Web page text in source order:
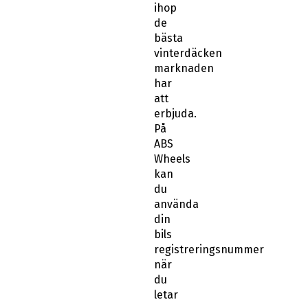
ihop
de
bästa
vinterdäcken
marknaden
har
att
erbjuda.
På
ABS
Wheels
kan
du
använda
din
bils
registreringsnummer
när
du
letar